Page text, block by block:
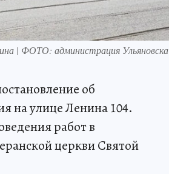
| ФОТО: администрация Ульяновска
об
на улице Ленина 104.
работ в
церкви Святой